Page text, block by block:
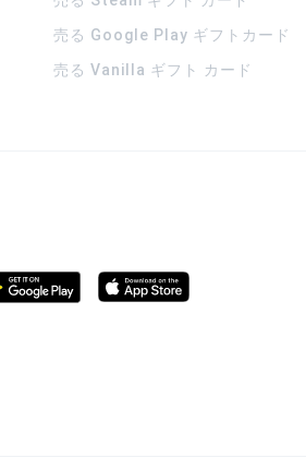
売る Google Play ギフトカード
売る Vanilla ギフト カード